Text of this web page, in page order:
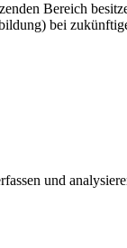
Bereich
bei
und